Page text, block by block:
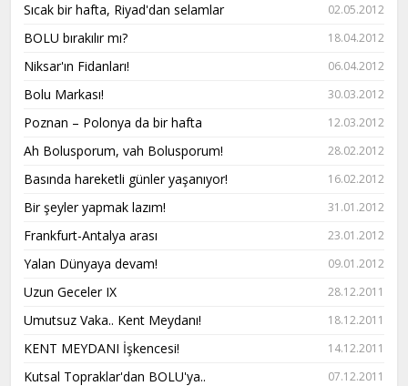
Sıcak bir hafta, Riyad'dan selamlar 02.05.2012
BOLU bırakılır mı? 18.04.2012
Niksar'ın Fidanları! 06.04.2012
Bolu Markası! 30.03.2012
Poznan – Polonya da bir hafta 12.03.2012
Ah Bolusporum, vah Bolusporum! 28.02.2012
Basında hareketli günler yaşanıyor! 16.02.2012
Bir şeyler yapmak lazım! 31.01.2012
Frankfurt-Antalya arası 23.01.2012
Yalan Dünyaya devam! 09.01.2012
Uzun Geceler IX 28.12.2011
Umutsuz Vaka.. Kent Meydanı! 18.12.2011
KENT MEYDANI İşkencesi! 14.12.2011
Kutsal Topraklar'dan BOLU'ya.. 07.12.2011